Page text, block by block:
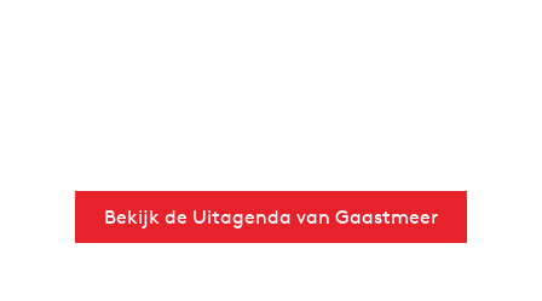
Bekijk de Uitagenda van Gaastmeer